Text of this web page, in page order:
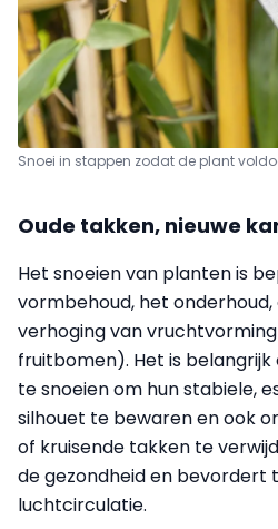
Snoei in stappen zodat de plant
Oude takken, nieuwe
Het snoeien van planten is
vormbehoud, het
verhoging van
fruitbomen). Het is
te snoeien om hun stabiele,
silhouet te bewaren en ook
of kruisende takken te
de gezondheid en bevordert
luchtcirculatie.